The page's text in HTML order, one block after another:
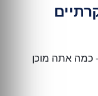
כמה אתה מוכן